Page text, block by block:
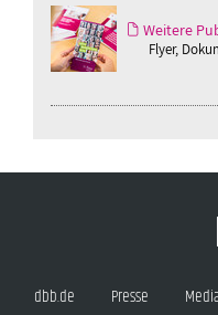
Weitere
Flyer,
dbb.de Presse